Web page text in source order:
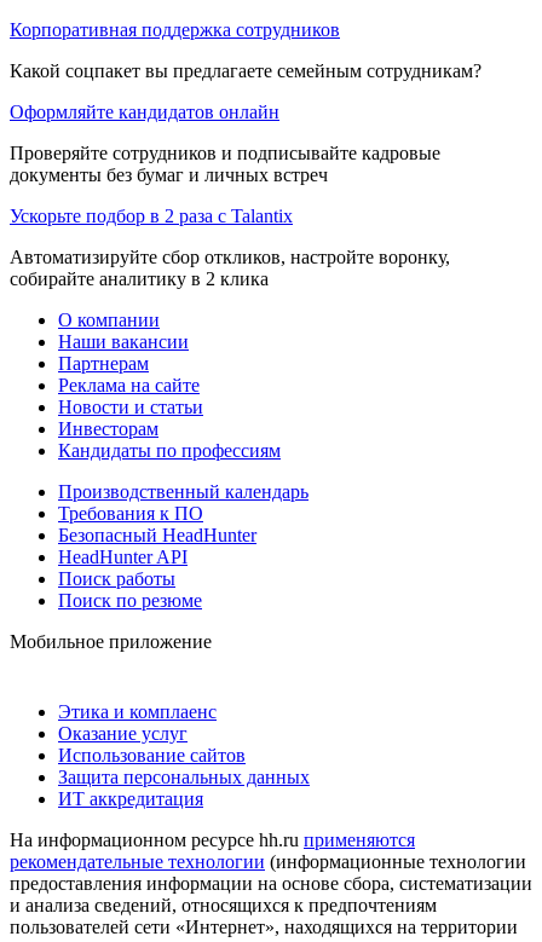
Корпоративная поддержка сотрудников
Какой соцпакет вы предлагаете семейным сотрудникам?
Оформляйте кандидатов онлайн
Проверяйте сотрудников и подписывайте кадровые
документы без бумаг и личных встреч
Ускорьте подбор в 2 раза с Talantix
Автоматизируйте сбор откликов, настройте воронку,
собирайте аналитику в 2 клика
О компании
Наши вакансии
Партнерам
Реклама на сайте
Новости и статьи
Инвесторам
Кандидаты по профессиям
Производственный календарь
Требования к ПО
Безопасный HeadHunter
HeadHunter API
Поиск работы
Поиск по резюме
Мобильное приложение
Этика и комплаенс
Оказание услуг
Использование сайтов
Защита персональных данных
ИТ аккредитация
На информационном ресурсе hh.ru применяются
рекомендательные технологии (информационные технологии
предоставления информации на основе сбора, систематизации
и анализа сведений, относящихся к предпочтениям
пользователей сети «Интернет», находящихся на территории